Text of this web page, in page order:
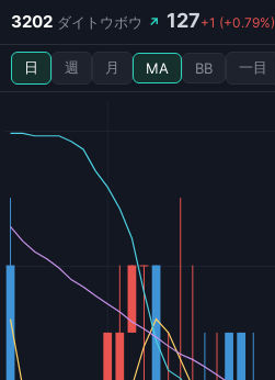
3202 ダイトウボウ ↗ 127+1 (+0.79%)
日 週 月 MA BB 一目